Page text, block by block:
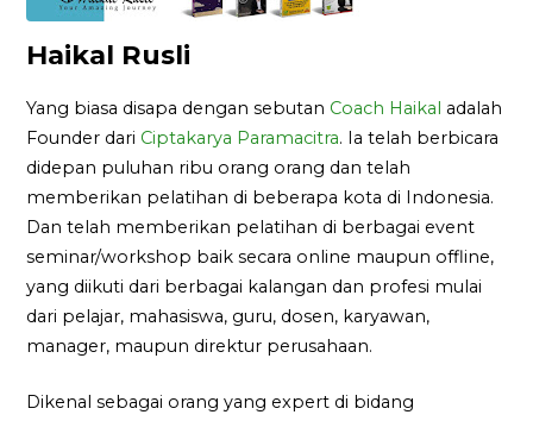
Haikal Rusli
Yang biasa disapa dengan sebutan Coach Haikal adalah
Founder dari Ciptakarya Paramacitra. Ia telah berbicara
didepan puluhan ribu orang orang dan telah
memberikan pelatihan di beberapa kota di Indonesia.
Dan telah memberikan pelatihan di berbagai event
seminar/workshop baik secara online maupun offline,
yang diikuti dari berbagai kalangan dan profesi mulai
dari pelajar, mahasiswa, guru, dosen, karyawan,
manager, maupun direktur perusahaan.
Dikenal sebagai orang yang expert di bidang